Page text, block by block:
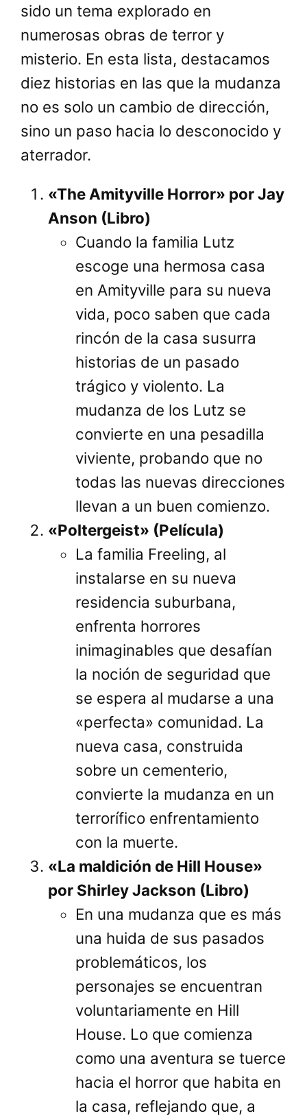
sido un tema explorado en
numerosas obras de terror y
misterio. En esta lista, destacamos
diez historias en las que la mudanza
no es solo un cambio de dirección,
sino un paso hacia lo desconocido y
aterrador.
«The Amityville Horror» por Jay
Anson (Libro)
Cuando la familia Lutz
escoge una hermosa casa
en Amityville para su nueva
vida, poco saben que cada
rincón de la casa susurra
historias de un pasado
trágico y violento. La
mudanza de los Lutz se
convierte en una pesadilla
viviente, probando que no
todas las nuevas direcciones
llevan a un buen comienzo.
«Poltergeist» (Película)
La familia Freeling, al
instalarse en su nueva
residencia suburbana,
enfrenta horrores
inimaginables que desafían
la noción de seguridad que
se espera al mudarse a una
«perfecta» comunidad. La
nueva casa, construida
sobre un cementerio,
convierte la mudanza en un
terrorífico enfrentamiento
con la muerte.
«La maldición de Hill House»
por Shirley Jackson (Libro)
En una mudanza que es más
una huida de sus pasados
problemáticos, los
personajes se encuentran
voluntariamente en Hill
House. Lo que comienza
como una aventura se tuerce
hacia el horror que habita en
la casa, reflejando que, a